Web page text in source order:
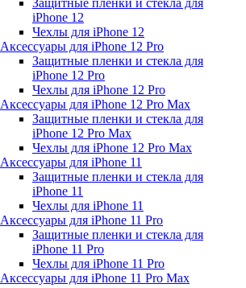
iPhone 12
Чехлы для iPhone 12
Аксессуары для iPhone 12 Pro
Защитные пленки и стекла для
iPhone 12 Pro
Чехлы для iPhone 12 Pro
Аксессуары для iPhone 12 Pro Max
Защитные пленки и стекла для
iPhone 12 Pro Max
Чехлы для iPhone 12 Pro Max
Аксессуары для iPhone 11
Защитные пленки и стекла для
iPhone 11
Чехлы для iPhone 11
Аксессуары для iPhone 11 Pro
Защитные пленки и стекла для
iPhone 11 Pro
Чехлы для iPhone 11 Pro
Аксессуары для iPhone 11 Pro Max